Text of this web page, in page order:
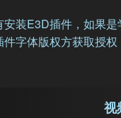
装E3D插件，如果
字体版权方获取授
视